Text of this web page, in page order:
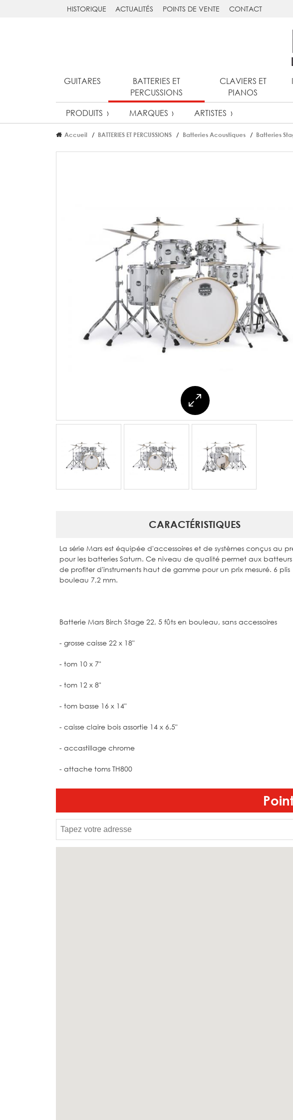
HISTORIQUE ACTUALITÉS POINTS DE VENTE CONTACT
GUITARES
BATTERIES ET
PERCUSSIONS
CLAVIERS ET
PIANOS
PRODUITS MARQUES ARTISTES
Accueil BATTERIES ET PERCUSSIONS Batteries Acoustiques Batteries
CARACTÉRISTIQUES
La série Mars est équipée d'accessoires et de systèmes conçus au
pour les batteries Saturn. Ce niveau de qualité permet aux
de profiter d'instruments haut de gamme pour un prix mesuré. 6 plis
bouleau 7,2 mm.
Batterie Mars Birch Stage 22, 5 fûts en bouleau, sans accessoires
- grosse caisse 22 x 18"
- tom 10 x 7"
- tom 12 x 8"
- tom basse 16 x 14"
- caisse claire bois assortie 14 x 6.5"
- accastillage chrome
- attache toms TH800